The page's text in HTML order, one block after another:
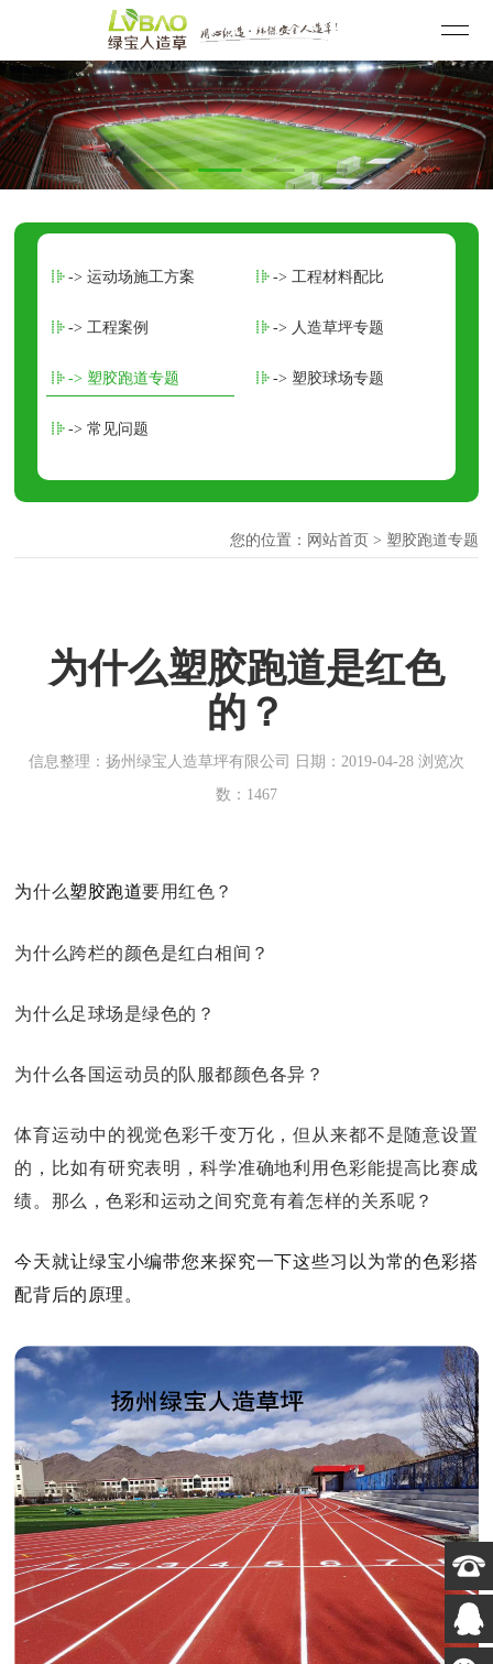
-> 运动场施工方案 -> 工程材料配比
-> 工程案例 -> 人造草坪专题
-> 塑胶跑道专题 -> 塑胶球场专题
-> 常见问题
您的位置： 网站首页> 塑胶跑道专题
为什么塑胶跑道是红色
的？
信息整理：扬州绿宝人造草坪有限公司 日期：2019-04-28 浏览次
数：1467
为什么塑胶跑道要用红色？
为什么跨栏的颜色是红白相间？
为什么足球场是绿色的？
为什么各国运动员的队服都颜色各异？
体育运动中的视觉色彩千变万化，但从来都不是随意设置
的，比如有研究表明，科学准确地利用色彩能提高比赛成
绩。那么，色彩和运动之间究竟有着怎样的关系呢？
今天就让绿宝小编带您来探究一下这些习以为常的色彩搭
配背后的原理。